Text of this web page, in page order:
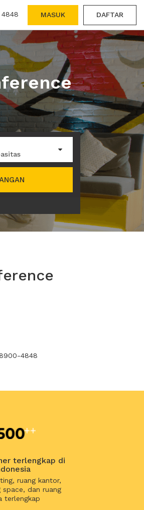
MASUK DAFTAR
4848
terlengkap di
ruang kantor,
dan ruang
terlengkap